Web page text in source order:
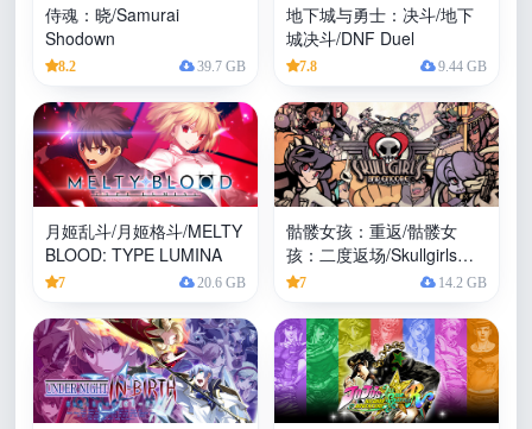
侍魂：晓/Samurai
Shodown
8.2 39.7 GB
地下城与勇士：决斗/地下
城决斗/DNF Duel
7.8 9.44 GB
月姬乱斗/月姬格斗/MELTY
BLOOD: TYPE LUMINA
7 20.6 GB
骷髅女孩：重返/骷髅女
孩：二度返场/Skullgirls
2nd Encore
7 14.2 GB